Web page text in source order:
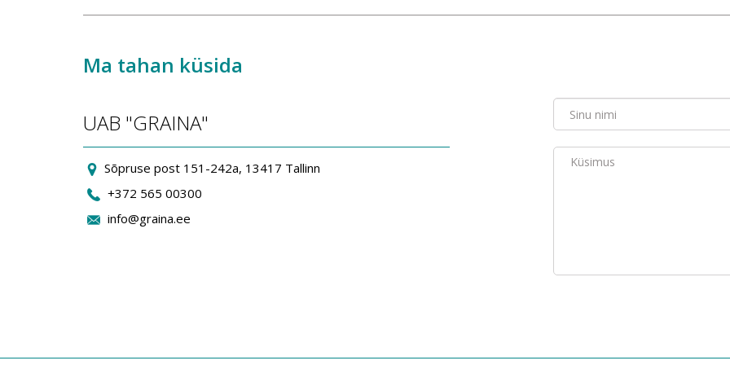
Ma tahan küsida
UAB "GRAINA"
Sõpruse post 151-242a, 13417 Tallinn
+372 565 00300
info@graina.ee